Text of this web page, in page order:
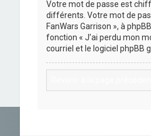
Votre mot de passe est
différents. Votre mot de
FanWars Garrison », à
fonction « J’ai perdu mon
courriel et le logiciel phpBB